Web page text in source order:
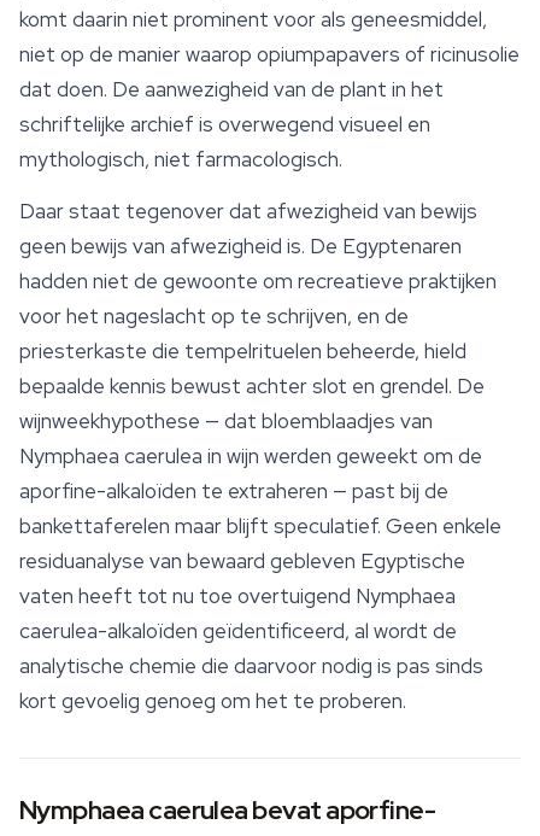
komt daarin niet prominent voor als geneesmiddel,
niet op de manier waarop opiumpapavers of ricinusolie
dat doen. De aanwezigheid van de plant in het
schriftelijke archief is overwegend visueel en
mythologisch, niet farmacologisch.
Daar staat tegenover dat afwezigheid van bewijs
geen bewijs van afwezigheid is. De Egyptenaren
hadden niet de gewoonte om recreatieve praktijken
voor het nageslacht op te schrijven, en de
priesterkaste die tempelrituelen beheerde, hield
bepaalde kennis bewust achter slot en grendel. De
wijnweekhypothese — dat bloemblaadjes van
Nymphaea caerulea in wijn werden geweekt om de
aporfine-alkaloïden te extraheren — past bij de
bankettaferelen maar blijft speculatief. Geen enkele
residuanalyse van bewaard gebleven Egyptische
vaten heeft tot nu toe overtuigend Nymphaea
caerulea-alkaloïden geïdentificeerd, al wordt de
analytische chemie die daarvoor nodig is pas sinds
kort gevoelig genoeg om het te proberen.
Nymphaea caerulea bevat aporfine-